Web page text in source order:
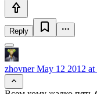
Reply
zhovnerMay 12 2012 at